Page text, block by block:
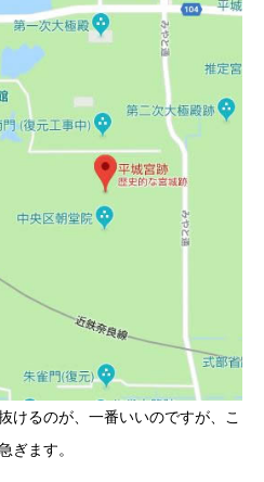
けるのが、一番いいのですが、こ
ぎます。